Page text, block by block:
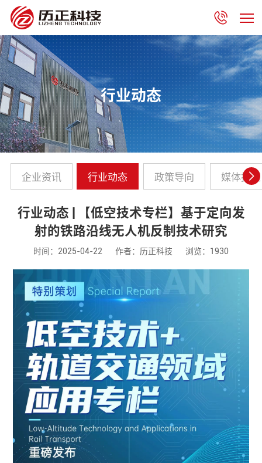
行业动态
企业资讯 行业动态 政策导向 媒体报道
行业动态 | 【低空技术专栏】基于定向发
射的铁路沿线无人机反制技术研究
时间：2025-04-22 作者：历正科技 浏览：1930